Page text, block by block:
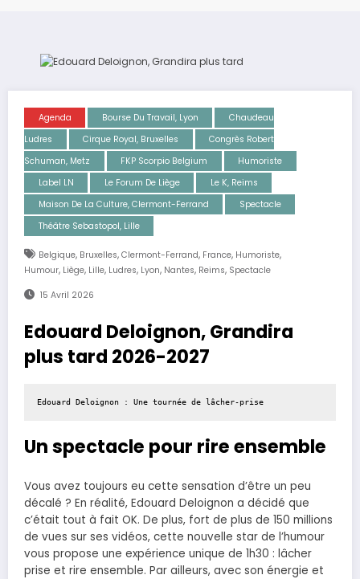
Agenda Bourse Du Travail, Lyon
Chaudeau
Ludres
Cirque Royal, Bruxelles
Congrès Robert
Schuman, Metz
FKP Scorpio Belgium
Humoriste
Label LN
Le Forum De Liège
Le K, Reims
Maison De La Culture, Clermont-Ferrand
Spectacle
Théâtre Sebastopol, Lille
Belgique, Bruxelles, Clermont-Ferrand, France, Humoriste,
Humour, Liège, Lille, Ludres, Lyon, Nantes, Reims, Spectacle
15 Avril 2026
Edouard Deloignon, Grandira
plus tard 2026-2027
Edouard Deloignon : Une tournée de lâcher-prise
Un spectacle pour rire ensemble
Vous avez toujours eu cette sensation d’être un peu
décalé ? En réalité, Edouard Deloignon a décidé que
c’était tout à fait OK. De plus, fort de plus de 150 millions
de vues sur ses vidéos, cette nouvelle star de l’humour
vous propose une expérience unique de 1h30 : lâcher
prise et rire ensemble. Par ailleurs, avec son énergie et